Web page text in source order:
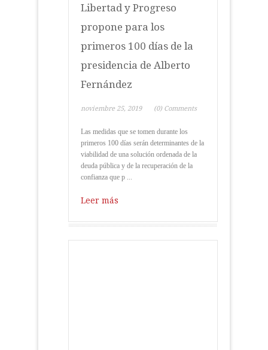
Libertad y Progreso
propone para los
primeros 100 días de la
presidencia de Alberto
Fernández
noviembre 25, 2019 (0) Comments
Las medidas que se tomen durante los
primeros 100 días serán determinantes de la
viabilidad de una solución ordenada de la
deuda pública y de la recuperación de la
confianza que p ...
Leer más